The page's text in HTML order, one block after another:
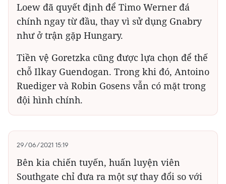
Loew đã quyết định để Timo Werner đá
chính ngay từ đầu, thay vì sử dụng Gnabry
như ở trận gặp Hungary.
Tiền vệ Goretzka cũng được lựa chọn để thế
chỗ Ilkay Guendogan. Trong khi đó, Antoino
Ruediger và Robin Gosens vẫn có mặt trong
đội hình chính.
29/06/2021 15:19
Bên kia chiến tuyến, huấn luyện viên
Southgate chỉ đưa ra một sự thay đổi so với